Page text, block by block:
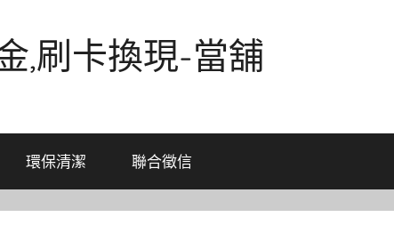
,刷卡換現-當舖
環保清潔 聯合徵信